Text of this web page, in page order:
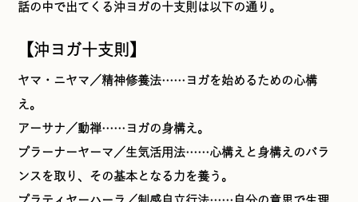
話の中で出てくる沖ヨガの十支則は以下の通り。
【沖ヨガ十支則】
ヤマ・ニヤマ／精神修養法……ヨガを始めるための心構
え。
アーサナ／動禅……ヨガの身構え。
プラーナーヤーマ／生気活用法……心構えと身構えのバラ
ンスを取り、その基本となる力を養う。